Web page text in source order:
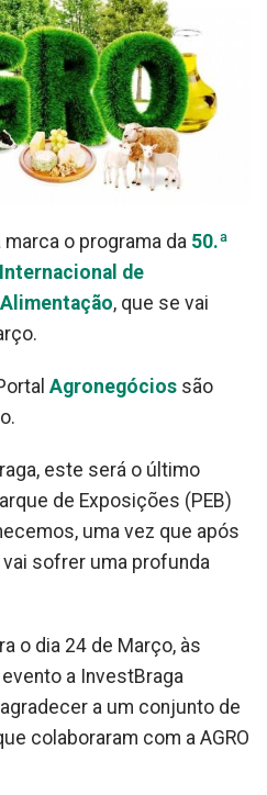
o programa da 50.ª
de
, que se vai
Agronegócios são
este será o último
de Exposições (PEB)
uma vez que após
sofrer uma profunda
o dia 24 de Março, às
a InvestBraga
a um conjunto de
colaboraram com a AGRO